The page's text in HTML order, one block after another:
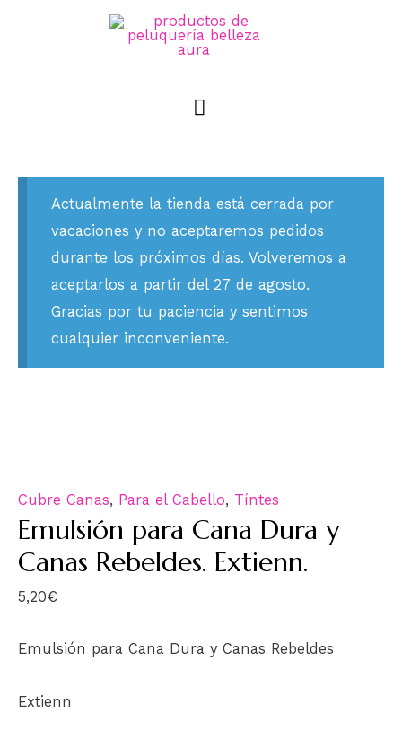
MENÚ
Actualmente la tienda está cerrada por
vacaciones y no aceptaremos pedidos
durante los próximos días. Volveremos a
aceptarlos a partir del 27 de agosto.
Gracias por tu paciencia y sentimos
cualquier inconveniente.
Cubre Canas, Para el Cabello, Tíntes
Emulsión para Cana Dura y
Canas Rebeldes. Extienn.
5,20€
Emulsión para Cana Dura y Canas Rebeldes
Extienn